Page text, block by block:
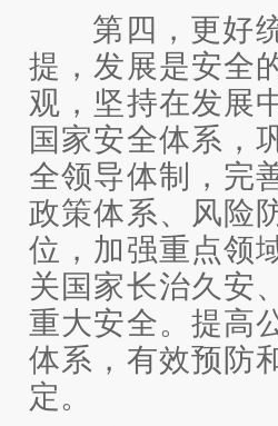
第四，更好统
提，发展是安全
观，坚持在发展
国家安全体系，
全领导体制，完
政策体系、风险
位，加强重点领
关国家长治久安
重大安全。提高
体系，有效预防
定。